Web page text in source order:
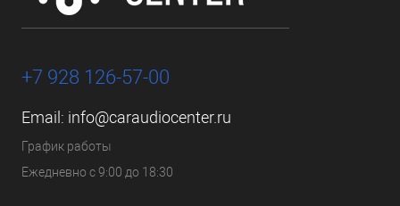
+7 928 126-57-00
Email: info@caraudiocenter.ru
График работы
Ежедневно с 9:00 до 18:30